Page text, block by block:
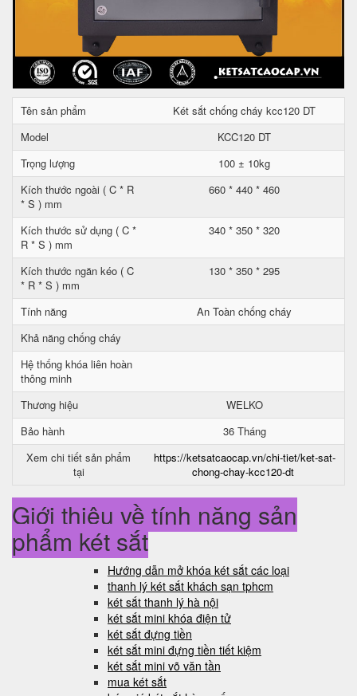
Tên sản phẩm
Két sắt chống cháy kcc120 DT
Model
KCC120 DT
Trọng lượng
100 ± 10kg
Kích thước ngoài ( C * R
* S ) mm
660 * 440 * 460
Kích thước sử dụng ( C *
R * S ) mm
340 * 350 * 320
Kích thước ngăn kéo ( C
* R * S ) mm
130 * 350 * 295
Tính năng
An Toàn chống cháy
Khả năng chống cháy
Hệ thống khóa liên hoàn
thông minh
Thương hiệu
WELKO
Bảo hành
36 Tháng
Xem chi tiết sản phẩm
tại
https://ketsatcaocap.vn/chi-tiet/ket-sat-
chong-chay-kcc120-dt
Giới thiệu về tính năng sản
phẩm két sắt
Hướng dẫn mở khóa két sắt các loại
thanh lý két sắt khách sạn tphcm
két sắt thanh lý hà nội
két sắt mini khóa điện tử
két sắt đựng tiền
két sắt mini đựng tiền tiết kiệm
két sắt mini võ văn tần
mua két sắt